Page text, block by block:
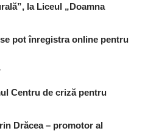
la Liceul „Doamna
pot înregistra online pentru
Centru de criză pentru
Drăcea – promotor al